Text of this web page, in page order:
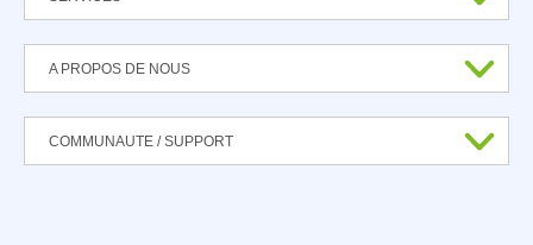
A PROPOS DE NOUS
COMMUNAUTE / SUPPORT